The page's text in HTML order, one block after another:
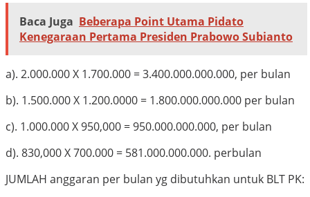
Baca Juga Beberapa Point Utama Pidato
Kenegaraan Pertama Presiden Prabowo Subianto
a). 2.000.000 X 1.700.000 = 3.400.000.000.000, per bulan
b). 1.500.000 X 1.200.0000 = 1.800.000.000.000 per bulan
c). 1.000.000 X 950,000 = 950.000.000.000, per bulan
d). 830,000 X 700.000 = 581.000.000.000. perbulan
JUMLAH anggaran per bulan yg dibutuhkan untuk BLT PK: